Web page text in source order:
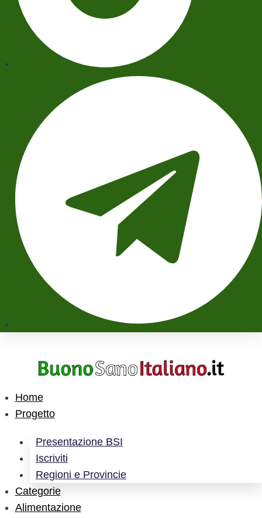
Home
Progetto
Presentazione BSI
Iscriviti
Regioni e Provincie
Categorie
Alimentazione